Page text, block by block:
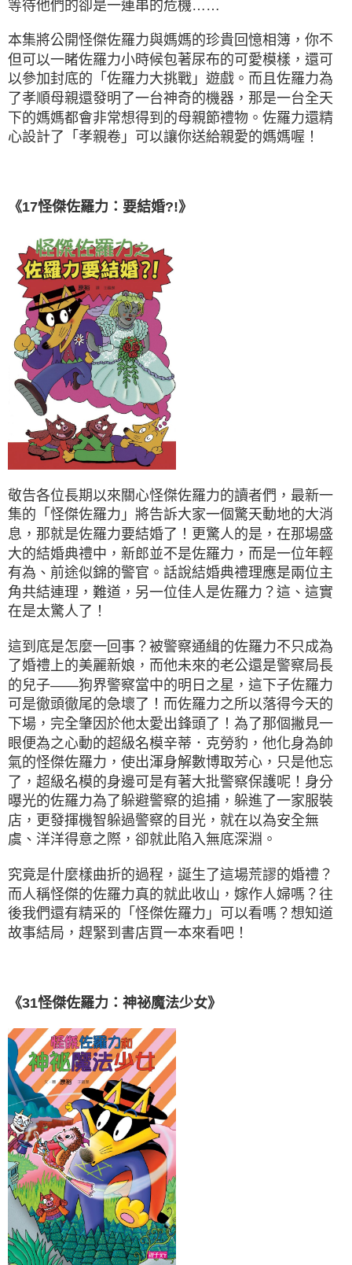
等待他們的卻是一連串的危機……
本集將公開怪傑佐羅力與媽媽的珍貴回憶相簿，你不
但可以一睹佐羅力小時候包著尿布的可愛模樣，還可
以參加封底的「佐羅力大挑戰」遊戲。而且佐羅力為
了孝順母親還發明了一台神奇的機器，那是一台全天
下的媽媽都會非常想得到的母親節禮物。佐羅力還精
心設計了「孝親卷」可以讓你送給親愛的媽媽喔！
《17怪傑佐羅力：要結婚?!》
敬告各位長期以來關心怪傑佐羅力的讀者們，最新一
集的「怪傑佐羅力」將告訴大家一個驚天動地的大消
息，那就是佐羅力要結婚了！更驚人的是，在那場盛
大的結婚典禮中，新郎並不是佐羅力，而是一位年輕
有為、前途似錦的警官。話說結婚典禮理應是兩位主
角共結連理，難道，另一位佳人是佐羅力？這、這實
在是太驚人了！
這到底是怎麼一回事？被警察通緝的佐羅力不只成為
了婚禮上的美麗新娘，而他未來的老公還是警察局長
的兒子——狗界警察當中的明日之星，這下子佐羅力
可是徹頭徹尾的急壞了！而佐羅力之所以落得今天的
下場，完全肇因於他太愛出鋒頭了！為了那個撇見一
眼便為之心動的超級名模辛蒂．克勞豹，他化身為帥
氣的怪傑佐羅力，使出渾身解數博取芳心，只是他忘
了，超級名模的身邊可是有著大批警察保護呢！身分
曝光的佐羅力為了躲避警察的追捕，躲進了一家服裝
店，更發揮機智躲過警察的目光，就在以為安全無
虞、洋洋得意之際，卻就此陷入無底深淵。
究竟是什麼樣曲折的過程，誕生了這場荒謬的婚禮？
而人稱怪傑的佐羅力真的就此收山，嫁作人婦嗎？往
後我們還有精采的「怪傑佐羅力」可以看嗎？想知道
故事結局，趕緊到書店買一本來看吧！
《31怪傑佐羅力：神祕魔法少女》